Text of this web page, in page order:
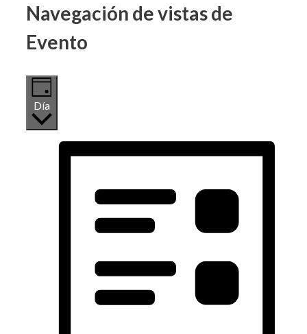
Navegación de vistas de
Evento
Día